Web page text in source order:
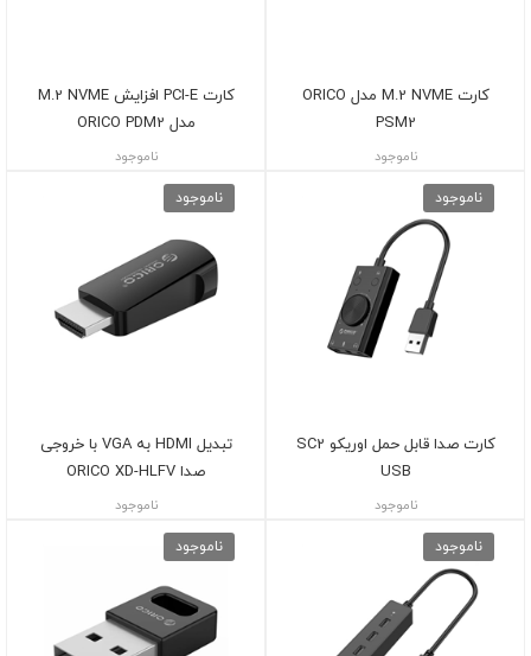
کارت M.2 NVME مدل ORICO
PSM2
ناموجود
کارت PCI-E افزایش M.2 NVME
مدل ORICO PDM2
ناموجود
ناموجود
کارت صدا قابل حمل اوریکو SC2
USB
ناموجود
ناموجود
تبدیل HDMI به VGA با خروجی
صدا ORICO XD-HLFV
ناموجود
ناموجود ناموجود